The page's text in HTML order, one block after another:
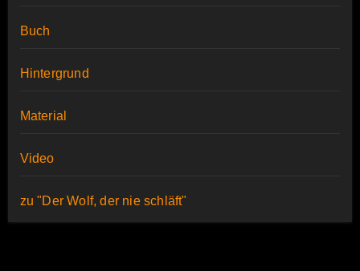
Buch
Hintergrund
Material
Video
zu "Der Wolf, der nie schläft"